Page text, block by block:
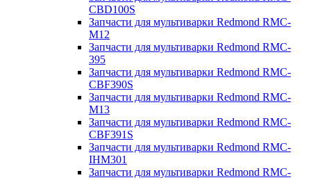
CBD100S
Запчасти для мультиварки Redmond RMC-
M12
Запчасти для мультиварки Redmond RMC-
395
Запчасти для мультиварки Redmond RMC-
CBF390S
Запчасти для мультиварки Redmond RMC-
M13
Запчасти для мультиварки Redmond RMC-
CBF391S
Запчасти для мультиварки Redmond RMC-
IHM301
Запчасти для мультиварки Redmond RMC-